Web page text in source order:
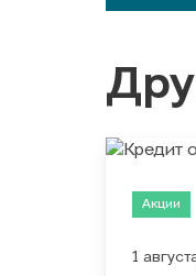
Акции
1